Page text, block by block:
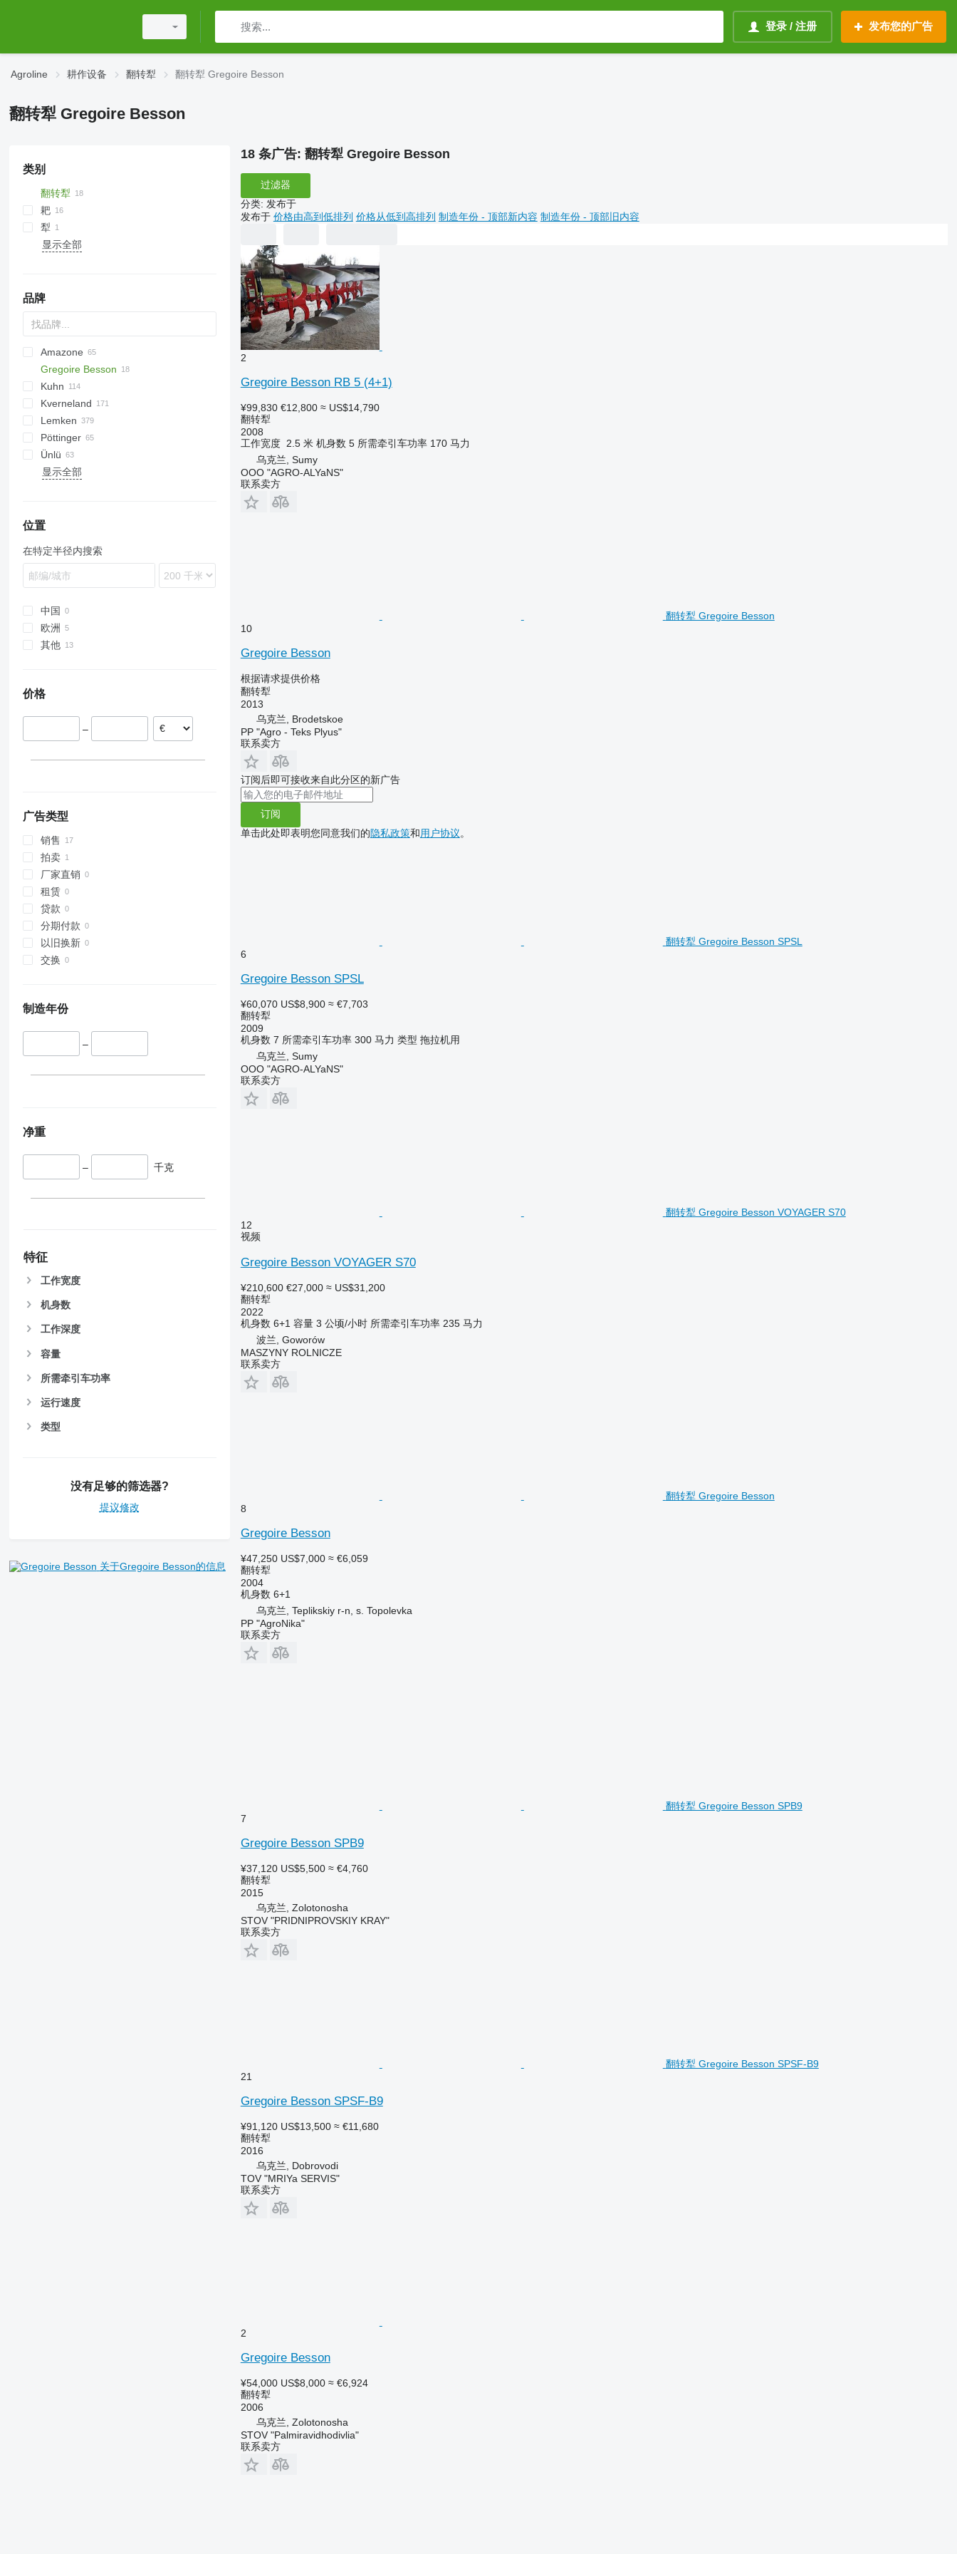
登录 / 注册 发布您的广告
Agroline 耕作设备 翻转犁 翻转犁 Gregoire Besson
翻转犁 Gregoire Besson
类别
翻转犁
耙
圆盘耙
犁
显示全部
品牌
PON
Amazone
Catros
Cayron
Cayros
Teres
Tyrok
U-series
Mirco
Gregoire Besson
RB
RB41
RWY
SPB
SPB-9
SPSL
Voyager S
Voyager S70
Joker
Helix
Mustang
Kuhn
Challenger
Manager
MultiMaster
Vari-Master
Kverneland
EG
ES
LD
PB
RS
RX
Rebell Classic
Lemken
Diamant
EurOpal
EuroDiamant
VariTansanit
VariTitan
L-series
Master
Pöttinger
Rotocare
Servo
Atlant
Albatros
Kormoran
Eurostar
ArcoAgro
Downhil
IBIS
VIS
PON
XMS
Carrier
Ünlü
显示全部
位置
在特定半径内搜索
中国
欧洲
其他
价格
–
广告类型
销售
拍卖
厂家直销
租赁
贷款
分期付款
以旧换新
交换
制造年份
–
净重
– 千克
特征
工作宽度
机身数
工作深度
容量
所需牵引车功率
运行速度
类型
没有足够的筛选器?
提议修改
关于Gregoire Besson的信息
18 条广告: 翻转犁 Gregoire Besson
过滤器
分类: 发布于
发布于 价格由高到低排列 价格从低到高排列 制造年份 - 顶部新内容 制造年份 - 顶部旧内容
2
Gregoire Besson RB 5 (4+1)
¥99,830 €12,800 ≈ US$14,790
翻转犁
2008
工作宽度 2.5 米 机身数 5 所需牵引车功率 170 马力
乌克兰, Sumy
OOO "AGRO-ALYaNS"
联系卖方
翻转犁 Gregoire Besson
10
Gregoire Besson
根据请求提供价格
翻转犁
2013
乌克兰, Brodetskoe
PP "Agro - Teks Plyus"
联系卖方
订阅后即可接收来自此分区的新广告
订阅
单击此处即表明您同意我们的隐私政策和用户协议。
翻转犁 Gregoire Besson SPSL
6
Gregoire Besson SPSL
¥60,070 US$8,900 ≈ €7,703
翻转犁
2009
机身数 7 所需牵引车功率 300 马力 类型 拖拉机用
乌克兰, Sumy
OOO "AGRO-ALYaNS"
联系卖方
翻转犁 Gregoire Besson VOYAGER S70
12
视频
Gregoire Besson VOYAGER S70
¥210,600 €27,000 ≈ US$31,200
翻转犁
2022
机身数 6+1 容量 3 公顷/小时 所需牵引车功率 235 马力
波兰, Goworów
MASZYNY ROLNICZE
联系卖方
翻转犁 Gregoire Besson
8
Gregoire Besson
¥47,250 US$7,000 ≈ €6,059
翻转犁
2004
机身数 6+1
乌克兰, Teplikskiy r-n, s. Topolevka
PP "AgroNika"
联系卖方
翻转犁 Gregoire Besson SPB9
7
Gregoire Besson SPB9
¥37,120 US$5,500 ≈ €4,760
翻转犁
2015
乌克兰, Zolotonosha
STOV "PRIDNIPROVSKIY KRAY"
联系卖方
翻转犁 Gregoire Besson SPSF-B9
21
Gregoire Besson SPSF-B9
¥91,120 US$13,500 ≈ €11,680
翻转犁
2016
乌克兰, Dobrovodi
TOV "MRIYa SERVIS"
联系卖方
2
Gregoire Besson
¥54,000 US$8,000 ≈ €6,924
翻转犁
2006
乌克兰, Zolotonosha
STOV "Palmiravidhodivlia"
联系卖方